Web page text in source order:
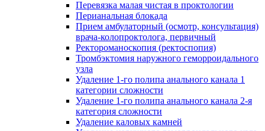
Перевязка малая чистая в проктологии
Перианальная блокада
Прием амбулаторный (осмотр, консультация)
врача-колопроктолога, первичный
Ректороманоскопия (ректоспопия)
Тромбэктомия наружного геморроидального
узла
Удаление 1-го полипа анального канала 1
категории сложности
Удаление 1-го полипа анального канала 2-я
категория сложности
Удаление каловых камней